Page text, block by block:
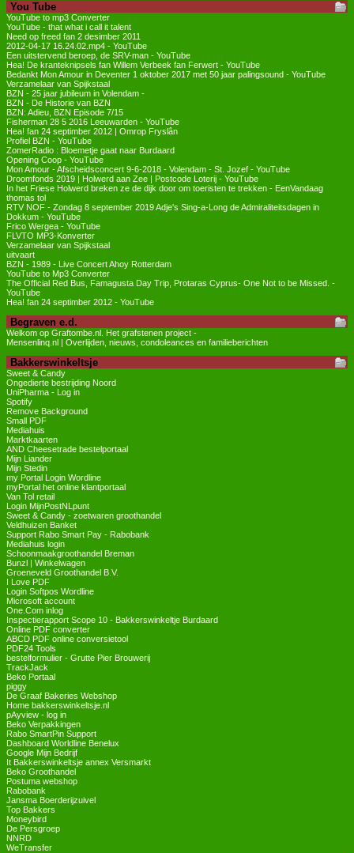
You Tube
YouTube to mp3 Converter
YouTube - that what i call it talent
Need op freed fan 2 desimber 2011
2012-04-17 16.24.02.mp4 - YouTube
Een uitstervend beroep, de SRV-man - YouTube
Hea! De kranteknipsels fan Willem Verbeek fan Ferwert - YouTube
Bedankt Mon Amour in Deventer 1 oktober 2017 met 50 jaar palingsound - YouTube
Verzamelaar van Spijkstaal
BZN - 25 jaar jubileum in Volendam -
BZN - De Historie van BZN
BZN: Adieu, BZN Episode 7/15
Fisherman 28 5 2016 Leeuwarden - YouTube
Hea! fan 24 septimber 2012 | Omrop Fryslân
Profiel BZN - YouTube
ZomerRadio : Bloemetje gaat naar Burdaard
Opening Coop - YouTube
Mon Amour - Afscheidsconcert 9-6-2018 - Volendam - St. Jozef - YouTube
Droomfonds 2019 | Holwerd aan Zee | Postcode Loterij - YouTube
In het Friese Holwerd breken ze de dijk door om toeristen te trekken - EenVandaag
thomas tol
RTV NOF - Zondag 8 september 2019 Adje's Sing-a-Long de Admiraliteitsdagen in
Dokkum - YouTube
Frico Wergea - YouTube
FLVTO MP3-Konverter
Verzamelaar van Spijkstaal
uitvaart
BZN - 1989 - Live Concert Ahoy Rotterdam
YouTube to Mp3 Converter
The Official Red Bus, Famagusta Day Trip, Protaras Cyprus- One Not to be Missed. -
YouTube
Hea! fan 24 septimber 2012 - YouTube
Begraven e.d.
Welkom op Graftombe.nl. Het grafstenen project -
Mensenlinq.nl | Overlijden, nieuws, condoleances en familieberichten
Bakkerswinkeltsje
Sweet & Candy
Ongedierte bestrijding Noord
UniPharma - Log in
Spotify
Remove Background
Small PDF
Mediahuis
Marktkaarten
AND Cheesetrade bestelportaal
Mijn Liander
Mijn Stedin
my Portal Login Wordline
myPortal het online klantportaal
Van Tol retail
Login MijnPostNLpunt
Sweet & Candy - zoetwaren groothandel
Veldhuizen Banket
Support Rabo Smart Pay - Rabobank
Mediahuis login
Schoonmaakgroothandel Breman
Bunzl | Winkelwagen
Groeneveld Groothandel B.V.
I Love PDF
Login Softpos Wordline
Microsoft account
One.Com inlog
Inspectierapport Scope 10 - Bakkerswinkeltje Burdaard
Online PDF converter
ABCD PDF online conversietool
PDF24 Tools
bestelformulier - Grutte Pier Brouwerij
TrackJack
Beko Portaal
piggy
De Graaf Bakeries Webshop
Home bakkerswinkeltsje.nl
pAyview - log in
Beko Verpakkingen
Rabo SmartPin Support
Dashboard Worldline Benelux
Google Mijn Bedrijf
It Bakkerswinkeltsje annex Versmarkt
Beko Groothandel
Postuma webshop
Rabobank
Jansma Boerderijzuivel
Top Bakkers
Moneybird
De Persgroep
NNRD
WeTransfer